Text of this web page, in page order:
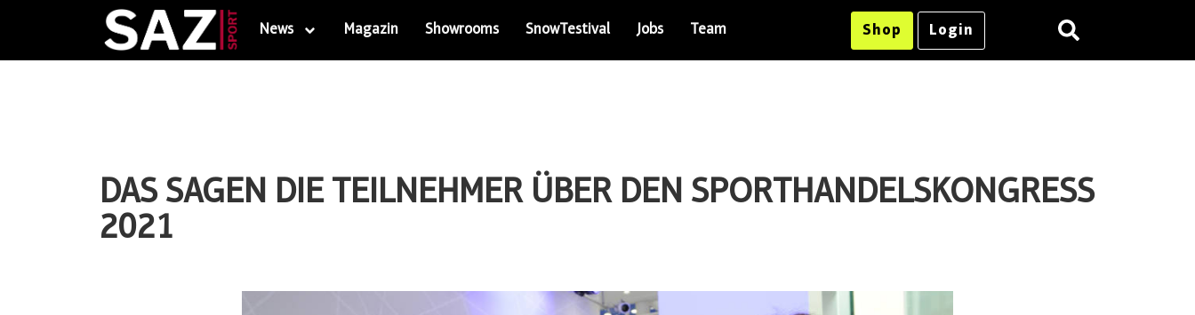
News Magazin Showrooms SnowTestival Jobs Team Shop Login
DAS SAGEN DIE TEILNEHMER ÜBER DEN SPORTHANDELSKONGRESS
2021